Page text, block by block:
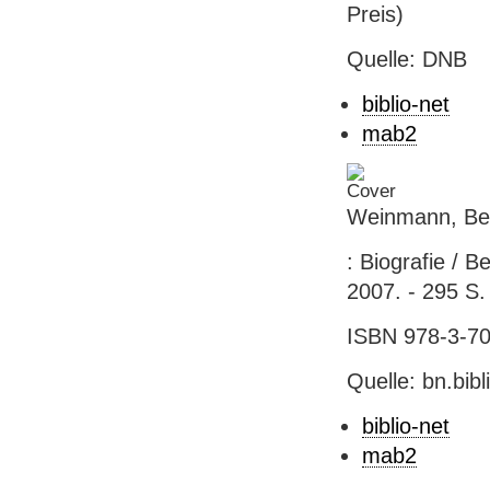
Preis)
Quelle: DNB
biblio-net
mab2
Weinmann,
: Biografie /
2007. - 295
ISBN 978-3-
Quelle:
biblio-net
mab2